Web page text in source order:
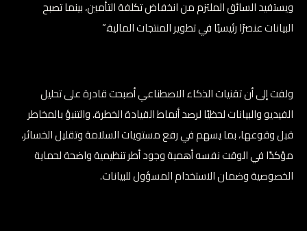
ويستفيد السائق الملتزم من انخفاض تكلفة التأمين، بينما تصبح
البيانات عنصرًا رئيسيًا في تطوير المنتجات المالية.”
ولفت إلى أن تقنيات الذكاء الاصطناعي أصبحت قادرة على تحليل
الفيديو والبيانات لحظيًا لرصد أنماط القيادة الخطرة، والتنبؤ بالمخاطر
قبل وقوعها، بما يسهم في رفع مستويات السلامة وتقليل الخسائر،
مؤكدًا في الوقت نفسه أهمية وجود أطر تنظيمية واضحة لحماية
الخصوصية وضمان الاستخدام المسؤول للبيانات.